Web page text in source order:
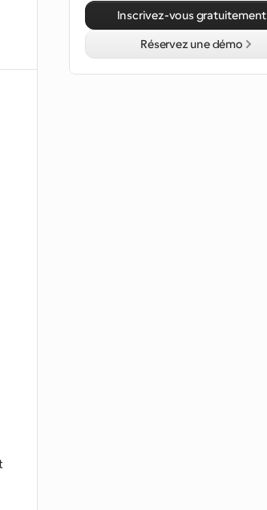
Inscrivez-vous gratuitement
Réservez une démo